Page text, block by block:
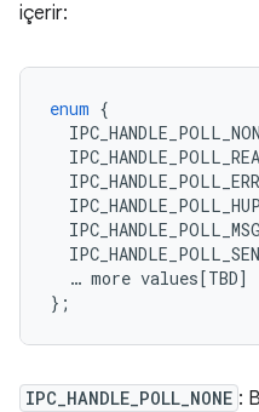
içerir:
enum {
IPC_HANDLE_POLL_HUP
IPC_HANDLE_POLL_MSG
… more values[TBD]
};
IPC_HANDLE_POLL_NONE :